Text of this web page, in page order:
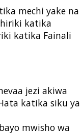
mechi yake na
katika
katika Fainali
jezi akiwa
katika siku ya
mwisho wa